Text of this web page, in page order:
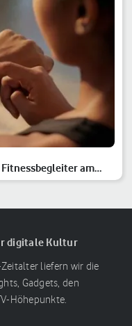
Fitnessbegleiter am
digitale Kultur
liefern wir die
Gadgets, den
Höhepunkte.